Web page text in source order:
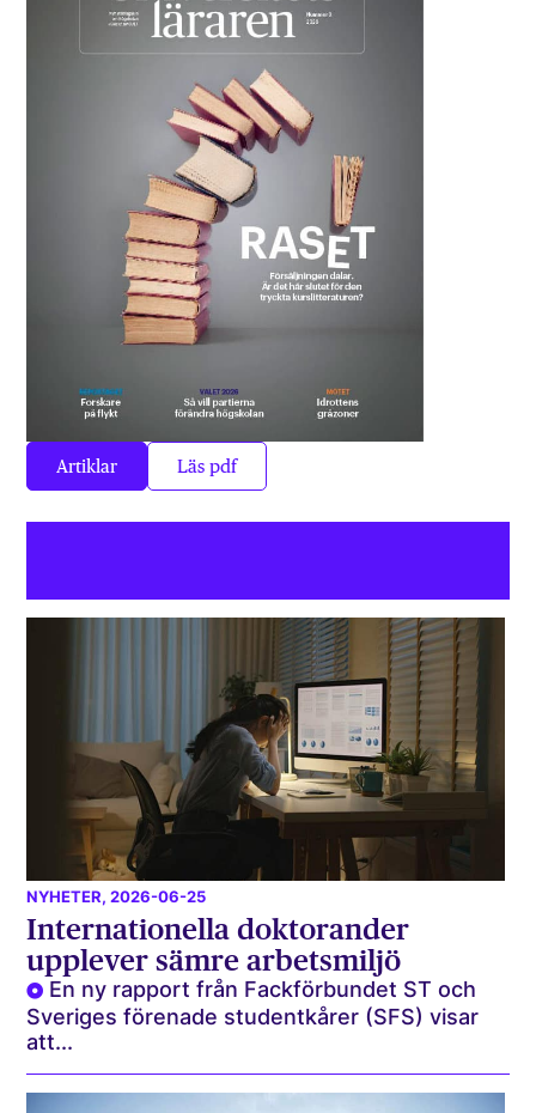
Artiklar Läs pdf
NYHETER, 2026-06-25
Internationella doktorander
upplever sämre arbetsmiljö
En ny rapport från Fackförbundet ST och
Sveriges förenade studentkårer (SFS) visar
att...